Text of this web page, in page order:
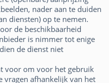
nader aan te duiden
diensten) op te nemen.
de beschikbaarheid
is nimmer tot enige
de dienst niet
voor om voor het gebruik
vragen afhankelijk van het